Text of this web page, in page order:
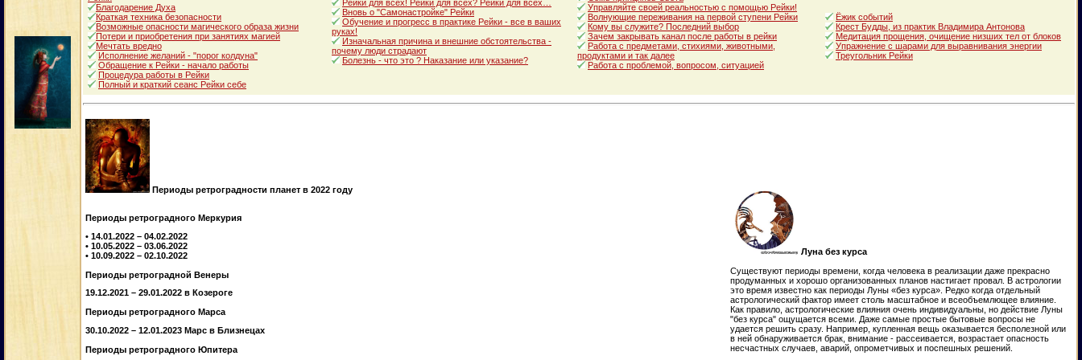
Благодарение Духа
Краткая техника безопасности
Возможные опасности магического образа жизни
Потери и приобретения при занятиях магией
Мечтать вредно
Исполнение желаний - "порог колдуна"
Обращение к Рейки - начало работы
Процедура работы в Рейки
Полный и краткий сеанс Рейки себе
Рейки для всех! Рейки для всех? Рейки для всех…
Вновь о "Самонастройке" Рейки
Обучение и прогресс в практике Рейки - все в ваших
руках!
Изначальная причина и внешние обстоятельства -
почему люди страдают
Болезнь - что это ? Наказание или указание?
Управляйте своей реальностью с помощью Рейки!
Волнующие переживания на первой ступени Рейки
Кому вы служите? Последний выбор
Зачем закрывать канал после работы в рейки
Работа с предметами, стихиями, животными,
продуктами и так далее
Работа с проблемой, вопросом, ситуацией
Ёжик событий
Крест Будды, из практик Владимира Антонова
Медитация прощения, очищение низших тел от блоков
Упражнение с шарами для выравнивания энергии
Треугольник Рейки
Периоды ретроградности планет в 2022 году
Периоды ретроградного Меркурия
• 14.01.2022 – 04.02.2022
• 10.05.2022 – 03.06.2022
• 10.09.2022 – 02.10.2022
Периоды ретроградной Венеры
19.12.2021 – 29.01.2022 в Козероге
Периоды ретроградного Марса
30.10.2022 – 12.01.2023 Марс в Близнецах
Периоды ретроградного Юпитера
Луна без курса
Существуют периоды времени, когда человека в реализации даже прекрасно
продуманных и хорошо организованных планов настигает провал. В астрологии
это время известно как периоды Луны «без курса». Редко когда отдельный
астрологический фактор имеет столь масштабное и всеобъемлющее влияние.
Как правило, астрологические влияния очень индивидуальны, но действие Луны
"без курса" ощущается всеми. Даже самые простые бытовые вопросы не
удается решить сразу. Например, купленная вещь оказывается бесполезной или
в ней обнаруживается брак, внимание - рассеивается, возрастает опасность
несчастных случаев, аварий, опрометчивых и поспешных решений.